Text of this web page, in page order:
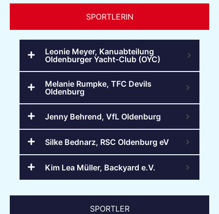
SPORTLERIN
SPORTLER
Leonie Meyer, Kanuabteilung
Oldenburger Yacht-Club (OYC)
Melanie Rumpke, TFC Devils
Oldenburg
Jenny Behrend, VfL Oldenburg
Silke Bednarz, RSC Oldenburg eV
Kim Lea Müller, Backyard e.V.